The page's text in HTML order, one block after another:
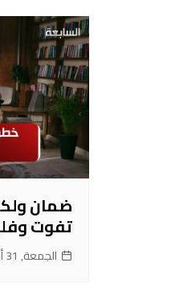
ضمان
تفوت
الجمعة, 31 أكتوبر 2025, 17:31